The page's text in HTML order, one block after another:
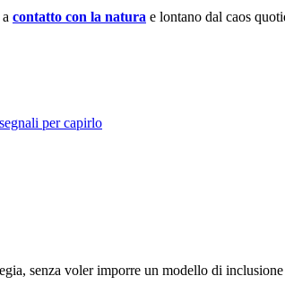
contatto con la natura e lontano dal caos
per capirlo
senza voler imporre un modello di